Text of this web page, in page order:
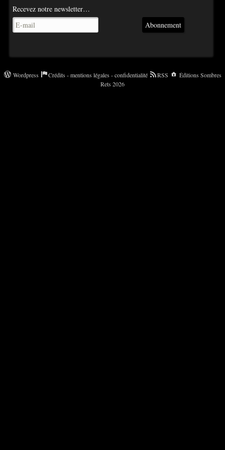
Recevez notre newsletter…
Abonnement
Wordpress Crédits - mentions légales - confidentialité RSS
Éditions Sombres
Rets 2026